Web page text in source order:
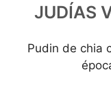
JUDÍAS
Pudin de chia